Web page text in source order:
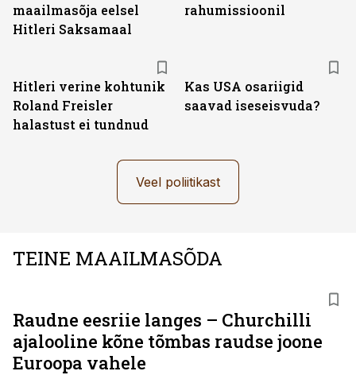
maailmasõja eelsel
Hitleri Saksamaal
rahumissioonil
Hitleri verine kohtunik
Roland Freisler
halastust ei tundnud
Kas USA osariigid
saavad iseseisvuda?
Veel poliitikast
TEINE MAAILMASÕDA
Raudne eesriie langes – Churchilli
ajalooline kõne tõmbas raudse joone
Euroopa vahele